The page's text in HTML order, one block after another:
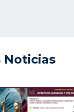
Noticias